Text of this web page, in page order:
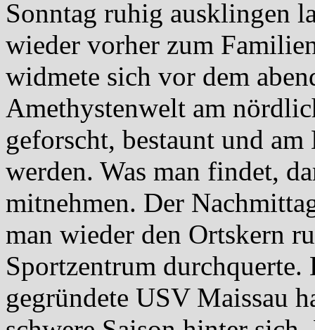
Sonntag ruhig ausklingen
wieder vorher zum
widmete sich vor dem
Amethystenwelt am
geforscht, bestaunt und
werden. Was man findet,
mitnehmen. Der
man wieder den Ortskern
Sportzentrum durchquerte.
gegründete USV Maissau